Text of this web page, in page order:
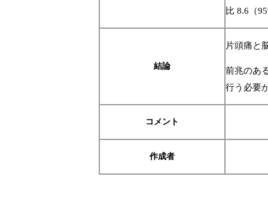
比 8.6（
結論
片頭痛と
前兆のあ
行う必要
コメント
作成者